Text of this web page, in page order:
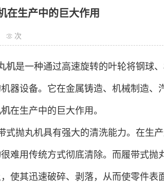
在生产中的巨大作用
次
机是一种通过高速旋转的叶轮将钢球
器设备。它在金属铸造、机械制造
在生产中的巨大作用。
式抛丸机具有强大的清洗能力。在生
难用传统方式彻底清除。而履带式
使其迅速破碎、剥落，从而使零件表